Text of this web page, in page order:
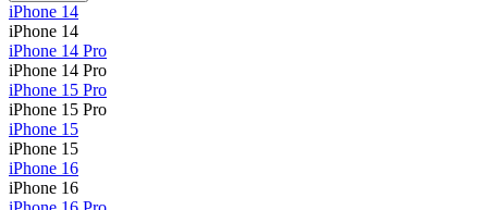
iPhone 14
iPhone 14
iPhone 14 Pro
iPhone 14 Pro
iPhone 15 Pro
iPhone 15 Pro
iPhone 15
iPhone 15
iPhone 16
iPhone 16